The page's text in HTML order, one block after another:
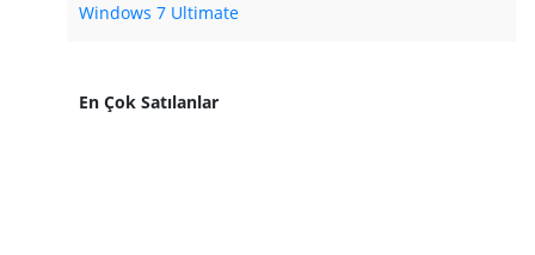
Windows 7 Ultimate
En Çok Satılanlar